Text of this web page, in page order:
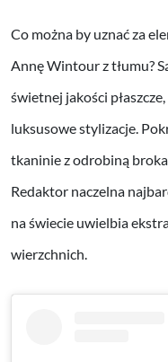
Co można by uznać za
Annę Wintour z tłumu?
świetnej jakości
luksusowe stylizacje.
tkaninie z odrobiną
Redaktor naczelna
na świecie uwielbia
wierzchnich.